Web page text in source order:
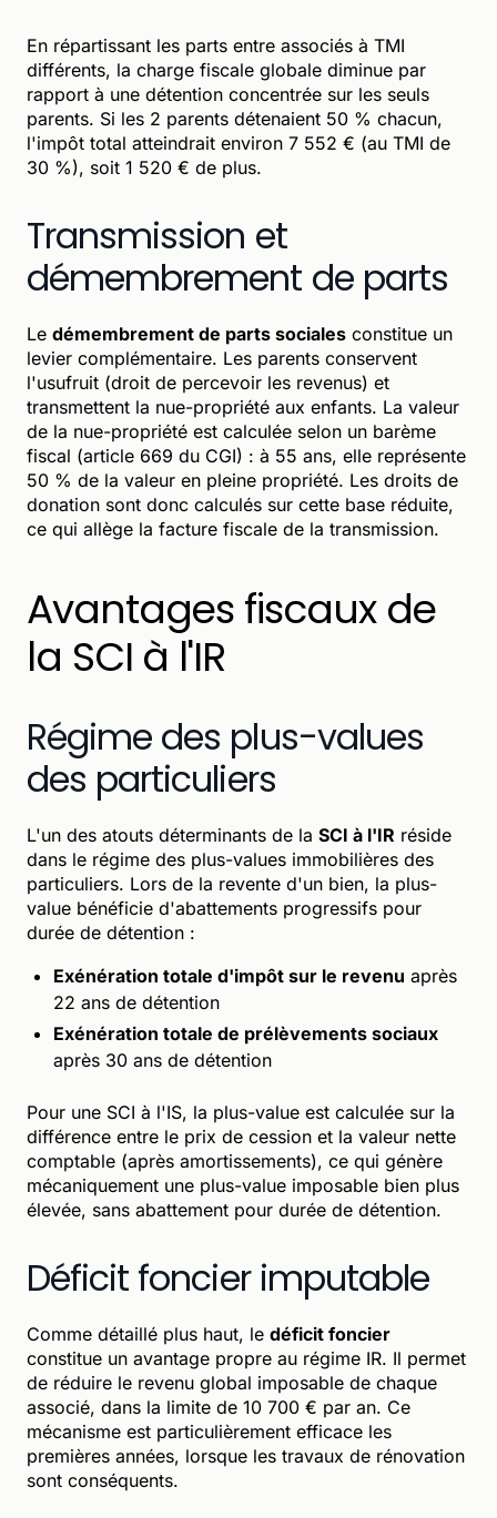
En répartissant les parts entre associés à TMI
différents, la charge fiscale globale diminue par
rapport à une détention concentrée sur les seuls
parents. Si les 2 parents détenaient 50 % chacun,
l'impôt total atteindrait environ 7 552 € (au TMI de
30 %), soit 1 520 € de plus.
Transmission et
démembrement de parts
Le démembrement de parts sociales constitue un
levier complémentaire. Les parents conservent
l'usufruit (droit de percevoir les revenus) et
transmettent la nue-propriété aux enfants. La valeur
de la nue-propriété est calculée selon un barème
fiscal (article 669 du CGI) : à 55 ans, elle représente
50 % de la valeur en pleine propriété. Les droits de
donation sont donc calculés sur cette base réduite,
ce qui allège la facture fiscale de la transmission.
Avantages fiscaux de
la SCI à l'IR
Régime des plus-values
des particuliers
L'un des atouts déterminants de la SCI à l'IR réside
dans le régime des plus-values immobilières des
particuliers. Lors de la revente d'un bien, la plus-
value bénéficie d'abattements progressifs pour
durée de détention :
Exénération totale d'impôt sur le revenu après
22 ans de détention
Exénération totale de prélèvements sociaux
après 30 ans de détention
Pour une SCI à l'IS, la plus-value est calculée sur la
différence entre le prix de cession et la valeur nette
comptable (après amortissements), ce qui génère
mécaniquement une plus-value imposable bien plus
élevée, sans abattement pour durée de détention.
Déficit foncier imputable
Comme détaillé plus haut, le déficit foncier
constitue un avantage propre au régime IR. Il permet
de réduire le revenu global imposable de chaque
associé, dans la limite de 10 700 € par an. Ce
mécanisme est particulièrement efficace les
premières années, lorsque les travaux de rénovation
sont conséquents.